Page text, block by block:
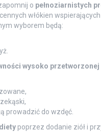
o pełnoziarnistych
włókien
wyborem będą:
wysoko przetworzonej
prowadzić do wzdęć.
poprzez dodanie ziół i